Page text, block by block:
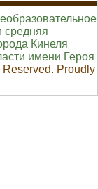
средняя
Кинеля
имени Героя
Proudly